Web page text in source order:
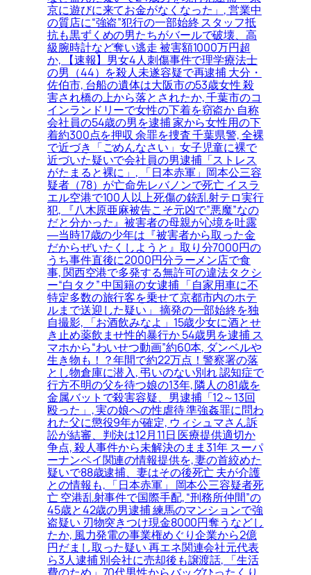
京に遊びに来てお金がなくなった」, 営業中
の質店に“強盗”犯行の一部始終 スタッフ抵
抗も黒ずくめの男たちがバールで破壊、高
級腕時計など奪い逃走 被害額1000万円超
か, 【速報】男女4人刺傷事件で理学療法士
の男（44）を殺人未遂容疑で再逮捕 大分・
佐伯市, 台船の遺体は大阪市の53歳女性 殺
害され橋の上から落とされたか, 千葉市のコ
インランドリーで女性の下着を窃盗か 自称
会社員の54歳の男を逮捕 家から女性用の下
着約300点を押収 余罪を捜査 千葉県警, 全裸
で近づき「ごめんなさい」女子児童に裸で
近づいた疑いで会社員の男逮捕「ストレス
がたまると裸に」, 「日本赤軍」岡本公三容
疑者（78）が亡命先レバノンで死亡 イスラ
エル空港で100人以上死傷の銃乱射テロ実行
犯, 『八木原亜麻被告こそ元凶で”悪魔”なの
だと分かった』被害者の母親が心境を吐露
―当時17歳の少年は『被害者から取った金
だからぜいたくしようと』取り分7000円の
うち事件直後に2000円分ラーメン店で食
事, 関西空港で多発する無許可の違法タクシ
ー“白タク” 中国籍の女逮捕 「自家用車に不
特定多数の旅行客を乗せて京都市内のホテ
ルまで送迎した疑い」 摘発の一部始終を独
自撮影, 「お酒飲みなよ」15歳少女に酒とせ
き止め薬飲ませ性的暴行か 54歳男を逮捕 ス
マホから“わいせつ動画”約60本, ダンベルや
生き物も！？年間で約22万点！警察署の落
とし物倉庫に潜入, 弔いのない別れ 認知症で
行方不明の父を待つ娘の13年, 隣人の81歳を
金属バットで殺害容疑、男逮捕「12～13回
殴った」, 実の娘への性虐待 準強姦罪に問わ
れた父に懲役9年が確定, ウィシュマさん訴
訟が結審、判決は12月11日 医療提供適切か
争点, 殺人事件から未解決のまま31年 スーパ
ーナンペイ関連の情報提供を, 妻の首絞めた
疑いで88歳逮捕、妻はその後死亡 夫が介護
との情報も, 「日本赤軍」 岡本公三容疑者死
亡 空港乱射事件で国際手配, “刑務所仲間”の
45歳と42歳の男逮捕 練馬のマンションで強
盗疑い 刃物突きつけ現金8000円奪うなどし
たか, 風力発電の事業権めぐり企業から2億
円だまし取った疑い 再エネ関連会社元代表
ら3人逮捕 別会社に売却後も譲渡話, 「生活